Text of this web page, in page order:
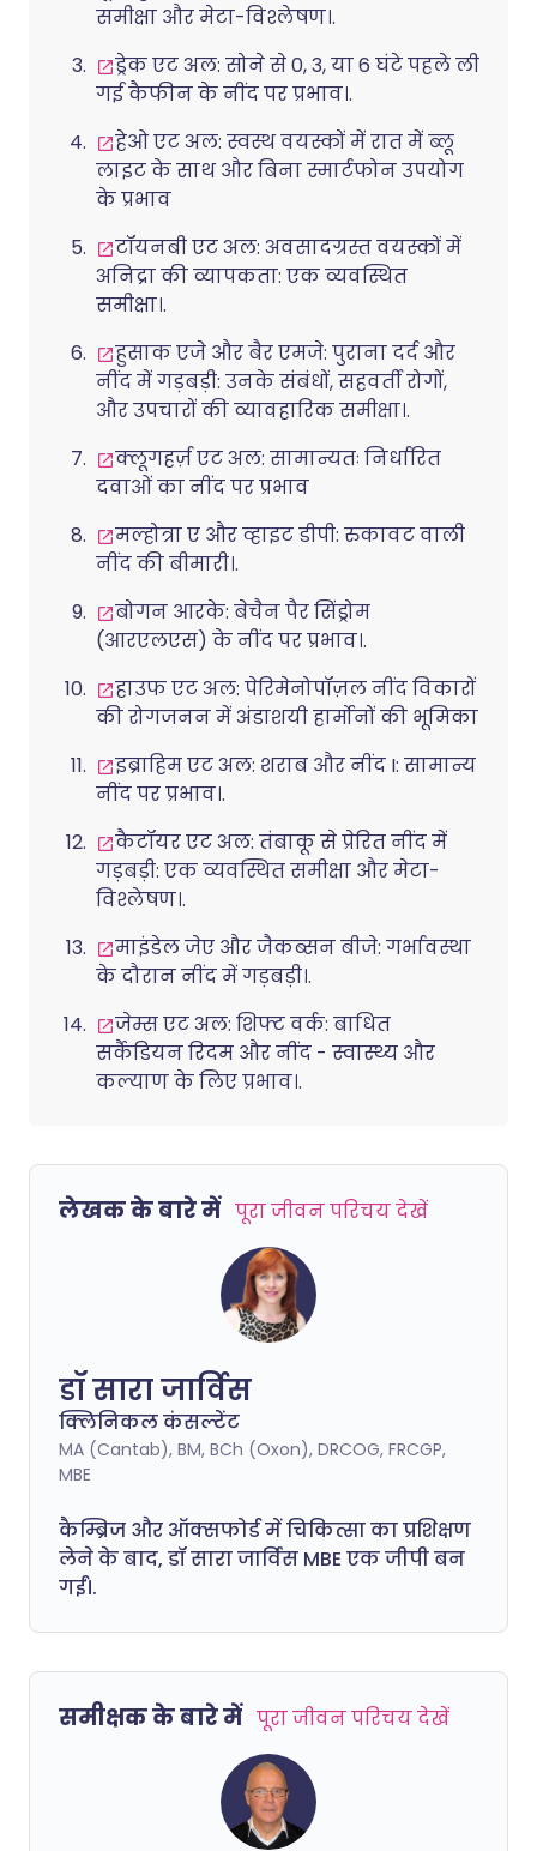
समीक्षा और मेटा-विश्लेषण।.
ड्रेक एट अल: सोने से 0, 3, या 6 घंटे पहले ली
गई कैफीन के नींद पर प्रभाव।.
हेओ एट अल: स्वस्थ वयस्कों में रात में ब्लू
लाइट के साथ और बिना स्मार्टफोन उपयोग
के प्रभाव
टॉयनबी एट अल: अवसादग्रस्त वयस्कों में
अनिद्रा की व्यापकता: एक व्यवस्थित
समीक्षा।.
हुसाक एजे और बैर एमजे: पुराना दर्द और
नींद में गड़बड़ी: उनके संबंधों, सहवर्ती रोगों,
और उपचारों की व्यावहारिक समीक्षा।.
क्लूगहर्ज़ एट अल: सामान्यतः निर्धारित
दवाओं का नींद पर प्रभाव
मल्होत्रा ए और व्हाइट डीपी: रुकावट वाली
नींद की बीमारी।.
बोगन आरके: बेचैन पैर सिंड्रोम
(आरएलएस) के नींद पर प्रभाव।.
हाउफ एट अल: पेरिमेनोपॉज़ल नींद विकारों
की रोगजनन में अंडाशयी हार्मोनों की भूमिका
इब्राहिम एट अल: शराब और नींद I: सामान्य
नींद पर प्रभाव।.
कैटॉयर एट अल: तंबाकू से प्रेरित नींद में
गड़बड़ी: एक व्यवस्थित समीक्षा और मेटा-
विश्लेषण।.
माइंडेल जेए और जैकब्सन बीजे: गर्भावस्था
के दौरान नींद में गड़बड़ी।.
जेम्स एट अल: शिफ्ट वर्क: बाधित
सर्कैडियन रिदम और नींद - स्वास्थ्य और
कल्याण के लिए प्रभाव।.
लेखक के बारे में पूरा जीवन परिचय देखें
डॉ सारा जार्विस
क्लिनिकल कंसल्टेंट
MA (Cantab), BM, BCh (Oxon), DRCOG, FRCGP,
MBE
कैम्ब्रिज और ऑक्सफोर्ड में चिकित्सा का प्रशिक्षण
लेने के बाद, डॉ सारा जार्विस MBE एक जीपी बन
गईं।.
समीक्षक के बारे में पूरा जीवन परिचय देखें